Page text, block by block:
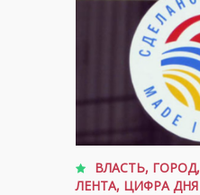
ВЛАСТЬ, ГОРОД,
ЛЕНТА, ЦИФРА ДНЯ